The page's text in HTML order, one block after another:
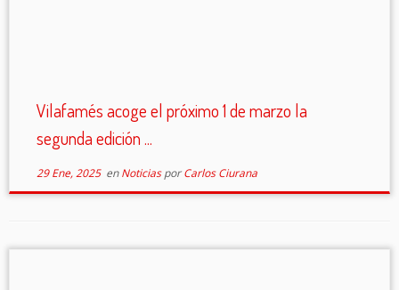
Vilafamés acoge el próximo 1 de marzo la
segunda edición ...
29 Ene, 2025enNoticiasporCarlos Ciurana